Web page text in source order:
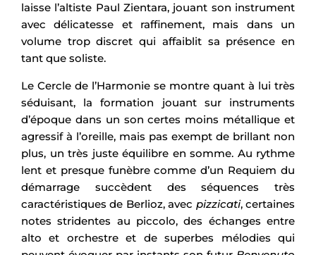
laisse l’altiste Paul Zientara, jouant son instrument
avec délicatesse et raffinement, mais dans un
volume trop discret qui affaiblit sa présence en
tant que soliste.
Le Cercle de l’Harmonie se montre quant à lui très
séduisant, la formation jouant sur instruments
d’époque dans un son certes moins métallique et
agressif à l’oreille, mais pas exempt de brillant non
plus, un très juste équilibre en somme. Au rythme
lent et presque funèbre comme d’un Requiem du
démarrage succèdent des séquences très
caractéristiques de Berlioz, avec pizzicati, certaines
notes stridentes au piccolo, des échanges entre
alto et orchestre et de superbes mélodies qui